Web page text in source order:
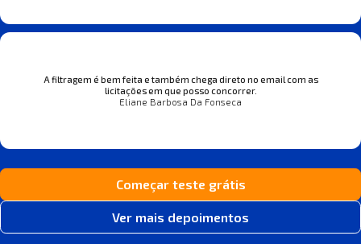
A filtragem é bem feita e também chega direto no email com as
licitações em que posso concorrer.
Eliane Barbosa Da Fonseca
Começar teste grátis
Ver mais depoimentos